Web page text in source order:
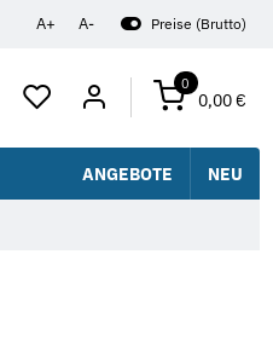
A+ A- Preise (Brutto)
0
0,00 €
ANGEBOTE NEU